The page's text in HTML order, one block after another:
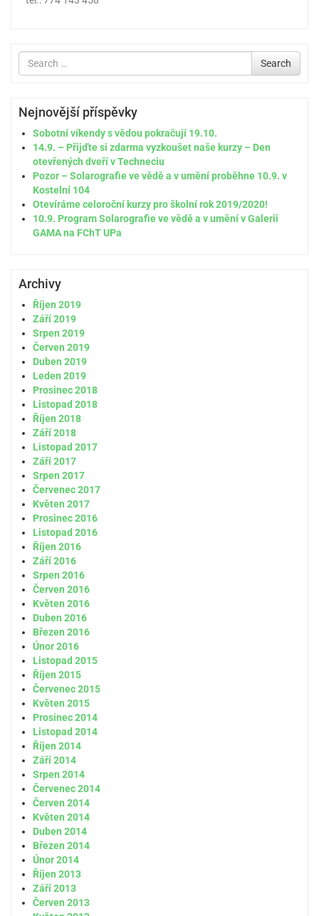
Search
for
Search
Nejnovější příspěvky
Sobotní víkendy s vědou pokračují 19.10.
14.9. – Přijďte si zdarma vyzkoušet naše kurzy – Den
otevřených dveří v Techneciu
Pozor – Solarografie ve vědě a v umění proběhne 10.9. v
Kostelní 104
Otevíráme celoroční kurzy pro školní rok 2019/2020!
10.9. Program Solarografie ve vědě a v umění v Galerii
GAMA na FChT UPa
Archivy
Říjen 2019
Září 2019
Srpen 2019
Červen 2019
Duben 2019
Leden 2019
Prosinec 2018
Listopad 2018
Říjen 2018
Září 2018
Listopad 2017
Září 2017
Srpen 2017
Červenec 2017
Květen 2017
Prosinec 2016
Listopad 2016
Říjen 2016
Září 2016
Srpen 2016
Červen 2016
Květen 2016
Duben 2016
Březen 2016
Únor 2016
Listopad 2015
Říjen 2015
Červenec 2015
Květen 2015
Prosinec 2014
Listopad 2014
Říjen 2014
Září 2014
Srpen 2014
Červenec 2014
Červen 2014
Květen 2014
Duben 2014
Březen 2014
Únor 2014
Říjen 2013
Září 2013
Červen 2013